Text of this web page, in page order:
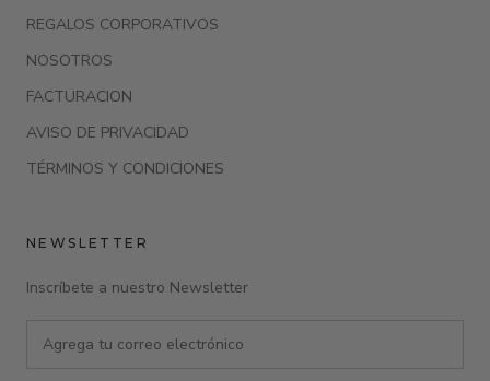
REGALOS CORPORATIVOS
NOSOTROS
FACTURACION
AVISO DE PRIVACIDAD
TÉRMINOS Y CONDICIONES
NEWSLETTER
Inscríbete a nuestro Newsletter